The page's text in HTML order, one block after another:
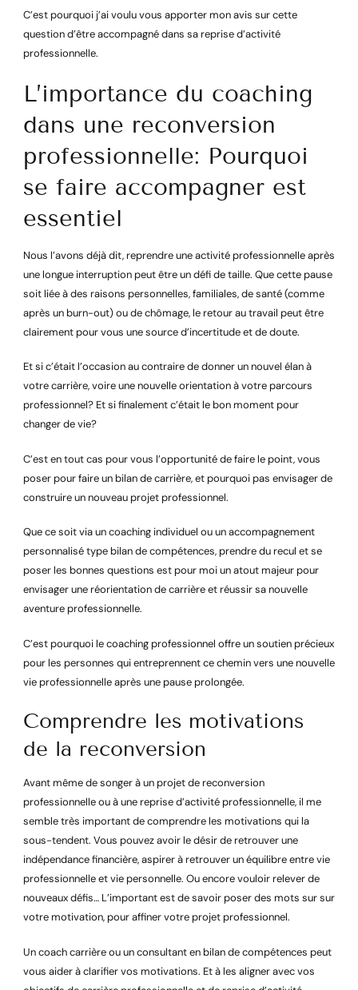
C’est pourquoi j’ai voulu vous apporter mon avis sur cette
question d’être accompagné dans sa reprise d’activité
professionnelle.
L’importance du coaching
dans une reconversion
professionnelle: Pourquoi
se faire accompagner est
essentiel
Nous l’avons déjà dit, reprendre une activité professionnelle après
une longue interruption peut être un défi de taille. Que cette pause
soit liée à des raisons personnelles, familiales, de santé (comme
après un burn-out) ou de chômage, le retour au travail peut être
clairement pour vous une source d’incertitude et de doute.
Et si c’était l’occasion au contraire de donner un nouvel élan à
votre carrière, voire une nouvelle orientation à votre parcours
professionnel? Et si finalement c’était le bon moment pour
changer de vie?
C’est en tout cas pour vous l’opportunité de faire le point, vous
poser pour faire un bilan de carrière, et pourquoi pas envisager de
construire un nouveau projet professionnel.
Que ce soit via un coaching individuel ou un accompagnement
personnalisé type bilan de compétences, prendre du recul et se
poser les bonnes questions est pour moi un atout majeur pour
envisager une réorientation de carrière et réussir sa nouvelle
aventure professionnelle.
C’est pourquoi le coaching professionnel offre un soutien précieux
pour les personnes qui entreprennent ce chemin vers une nouvelle
vie professionnelle après une pause prolongée.
Comprendre les motivations
de la reconversion
Avant même de songer à un projet de reconversion
professionnelle ou à une reprise d’activité professionnelle, il me
semble très important de comprendre les motivations qui la
sous-tendent. Vous pouvez avoir le désir de retrouver une
indépendance financière, aspirer à retrouver un équilibre entre vie
professionnelle et vie personnelle. Ou encore vouloir relever de
nouveaux défis… L’important est de savoir poser des mots sur sur
votre motivation, pour affiner votre projet professionnel.
Un coach carrière ou un consultant en bilan de compétences peut
vous aider à clarifier vos motivations. Et à les aligner avec vos